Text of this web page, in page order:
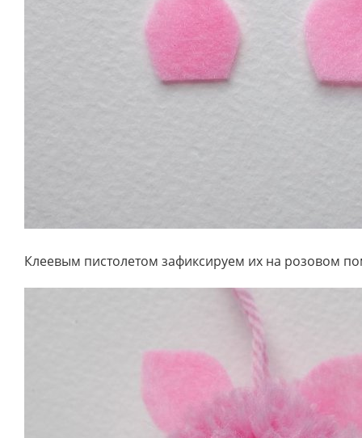
Клеевым пистолетом зафиксируем их на розовом